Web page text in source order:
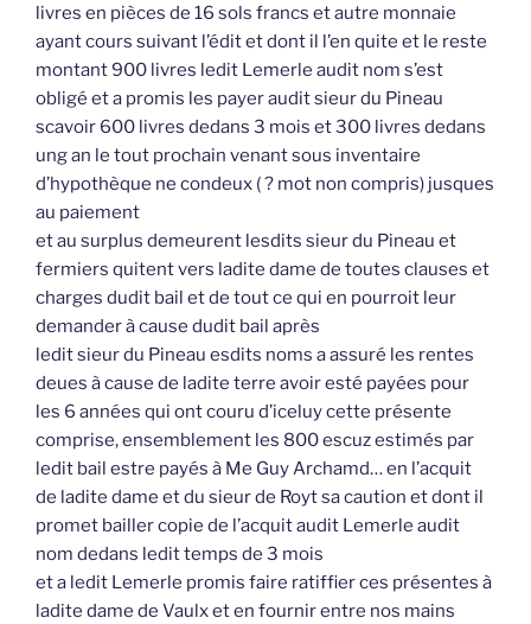
livres en pièces de 16 sols francs et autre monnaie
ayant cours suivant l’édit et dont il l’en quite et le reste
montant 900 livres ledit Lemerle audit nom s’est
obligé et a promis les payer audit sieur du Pineau
scavoir 600 livres dedans 3 mois et 300 livres dedans
ung an le tout prochain venant sous inventaire
d’hypothèque ne condeux ( ? mot non compris) jusques
au paiement
et au surplus demeurent lesdits sieur du Pineau et
fermiers quitent vers ladite dame de toutes clauses et
charges dudit bail et de tout ce qui en pourroit leur
demander à cause dudit bail après
ledit sieur du Pineau esdits noms a assuré les rentes
deues à cause de ladite terre avoir esté payées pour
les 6 années qui ont couru d’iceluy cette présente
comprise, ensemblement les 800 escuz estimés par
ledit bail estre payés à Me Guy Archamd… en l’acquit
de ladite dame et du sieur de Royt sa caution et dont il
promet bailler copie de l’acquit audit Lemerle audit
nom dedans ledit temps de 3 mois
et a ledit Lemerle promis faire ratiffier ces présentes à
ladite dame de Vaulx et en fournir entre nos mains